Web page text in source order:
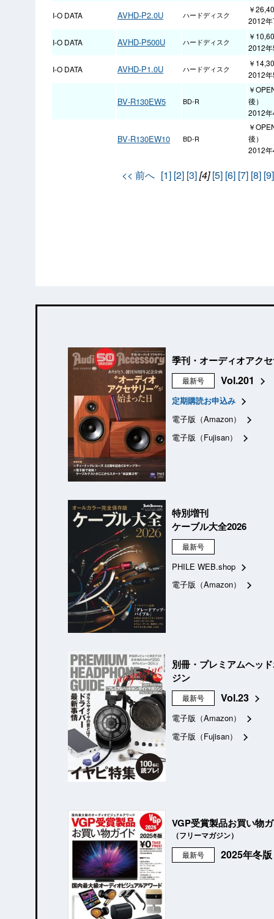
I-O DATA
AVHD-P2.0U ハードディスク
￥
2012
I-O DATA AVHD-P500U ハードディスク
￥
2012
I-O DATA AVHD-P1.0U ハードディスク
￥
2012
BV‐R130EW5 BD-R
￥
後）
2012
BV‐R130EW10 BD-R
￥
後）
2012
<< 前へ [1] [2] [3][4] [5] [6] [7] [8] [9]
季刊・オーディオアク
最新号 Vol.201
定期購読お申込み
電子版（Amazon）
電子版（Fujisan）
特別増刊
ケーブル大全2026
最新号
PHILE WEB.shop
電子版（Amazon）
別冊・プレミアムヘッ
ジン
最新号 Vol.23
電子版（Amazon）
電子版（Fujisan）
VGP受賞製品お買い物
（フリーマガジン）
最新号 2025年冬